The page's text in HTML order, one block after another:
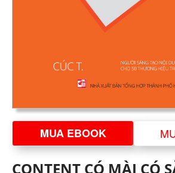
MUA EBOOK
CONTENT CÓ MÀI CÓ